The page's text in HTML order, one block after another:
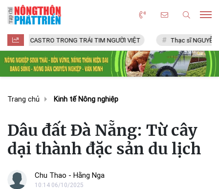
TRONG TRÁI TIM NGƯỜI VIỆT Thạc sĩ NGUYỄN VĂN CHÍ
Trang chủ Kinh tế Nông nghiệp
Dâu đất Đà Nẵng: Từ cây
dại thành đặc sản du lịch
Chu Thao - Hằng Nga
10:14 06/10/2025